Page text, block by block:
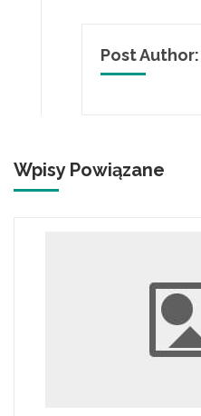
Post Author:
Wpisy Powiązane